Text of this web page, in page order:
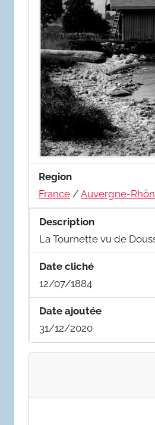
Region
France / Auvergne-
Description
La Tournette vu de
Date cliché
12/07/1884
Date ajoutée
31/12/2020